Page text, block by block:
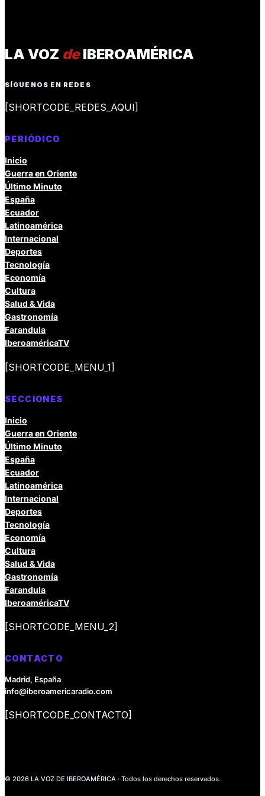
LA VOZ deIBEROAMÉRICA
SÍGUENOS EN REDES
[SHORTCODE_REDES_AQUI]
PERIÓDICO
Inicio
Guerra en Oriente
Último Minuto
España
Ecuador
Latinoamérica
Internacional
Deportes
Tecnología
Economía
Cultura
Salud & Vida
Gastronomía
Farandula
IberoaméricaTV
[SHORTCODE_MENU_1]
SECCIONES
Inicio
Guerra en Oriente
Último Minuto
España
Ecuador
Latinoamérica
Internacional
Deportes
Tecnología
Economía
Cultura
Salud & Vida
Gastronomía
Farandula
IberoaméricaTV
[SHORTCODE_MENU_2]
CONTACTO
Madrid, España
info@iberoamericaradio.com
[SHORTCODE_CONTACTO]
© 2026 LA VOZ DE IBEROAMÉRICA · Todos los derechos reservados.